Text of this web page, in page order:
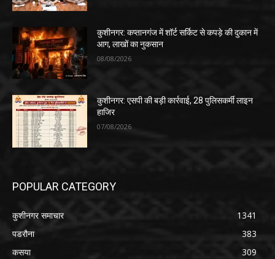
कुशीनगर: कप्तानगंज में शॉर्ट सर्किट से कपड़े की दुकान में
आग, लाखों का नुकसान
08/08/2026
कुशीनगर: एसपी की बड़ी कार्रवाई, 28 पुलिसकर्मी लाइन
हाजिर
07/08/2026
POPULAR CATEGORY
कुशीनगर समाचार
1341
पडरौना
383
कसया
309